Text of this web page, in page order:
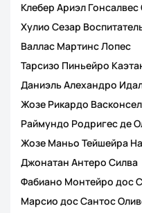
Клебер Ариэл Гонсалвес
Хулио Сезар
Валлас Мартинс Лопес
Тарсизо Пиньейро
Даниэль Алехандро
Жозе Рикардо
Раймундо Родригес де
Жозе Маньо Тейшейра
Джонатан Антеро Силва
Фабиано Монтейро дос
Марсио дос Сантос